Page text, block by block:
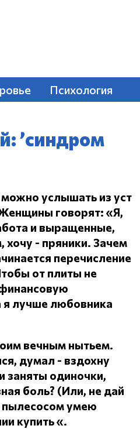
Психология
’синдром
услышать из уст
говорят: «Я,
и выращенные,
хочу - пряники. Зачем
перечисление
от плиты не
я лучше любовника
вечным нытьем.
думал - вздохну
заняты одиночки,
боль? (Или, не дай
умею
купить «.